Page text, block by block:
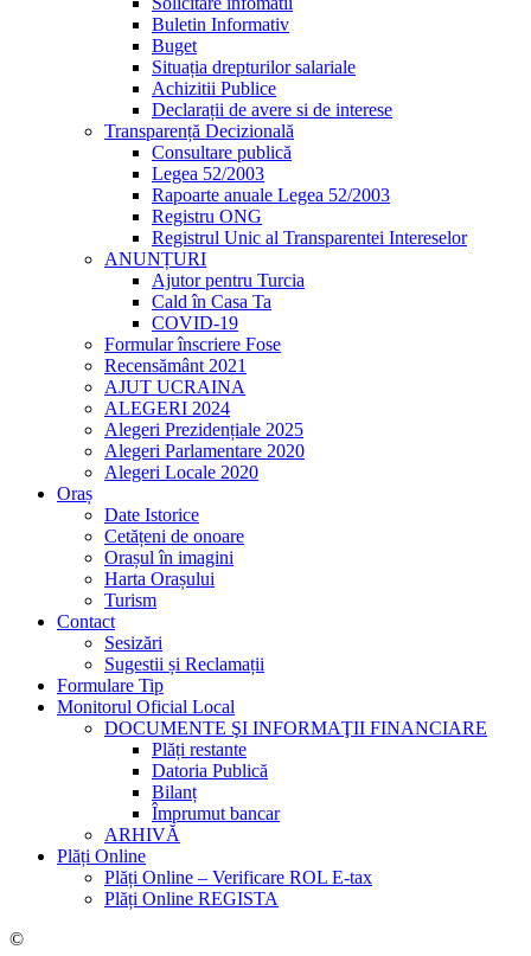
Buletin Informativ
Buget
Situația drepturilor salariale
Achizitii Publice
Declarații de avere si de interese
Transparență Decizională
Consultare publică
Legea 52/2003
Rapoarte anuale Legea 52/2003
Registru ONG
Registrul Unic al Transparentei Intereselor
ANUNȚURI
Ajutor pentru Turcia
Cald în Casa Ta
COVID-19
Formular înscriere Fose
Recensământ 2021
AJUT UCRAINA
ALEGERI 2024
Alegeri Prezidențiale 2025
Alegeri Parlamentare 2020
Alegeri Locale 2020
Oraș
Date Istorice
Cetățeni de onoare
Orașul în imagini
Harta Orașului
Turism
Contact
Sesizări
Sugestii și Reclamații
Formulare Tip
Monitorul Oficial Local
DOCUMENTE ŞI INFORMAŢII FINANCIARE
Plăți restante
Datoria Publică
Bilanț
Împrumut bancar
ARHIVĂ
Plăți Online
Plăți Online – Verificare ROL E-tax
Plăți Online REGISTA
©